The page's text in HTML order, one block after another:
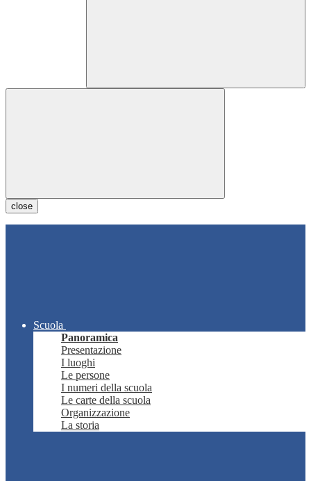
close
Scuola
Panoramica
Presentazione
I luoghi
Le persone
I numeri della scuola
Le carte della scuola
Organizzazione
La storia